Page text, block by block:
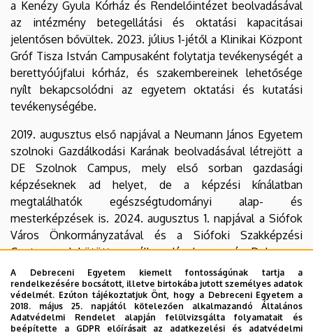
a Kenézy Gyula Kórház és Rendelőintézet beolvadásával
az intézmény betegellátási és oktatási kapacitásai
jelentősen bővültek. 2023. július 1-jétől a Klinikai Központ
Gróf Tisza István Campusaként folytatja tevékenységét a
berettyóújfalui kórház, és szakembereinek lehetősége
nyílt bekapcsolódni az egyetem oktatási és kutatási
tevékenységébe.
2019. augusztus első napjával a Neumann János Egyetem
szolnoki Gazdálkodási Karának beolvadásával létrejött a
DE Szolnok Campus, mely első sorban gazdasági
képzéseknek ad helyet, de a képzési kínálatban
megtalálhatók egészségtudományi alap- és
mesterképzések is. 2024. augusztus 1. napjával a Siófok
Város Önkormányzatával és a Siófoki Szakképzési
Centrummal kötött megállapodások nyomán Debrecen,
Hajdúböszörmény, Nyíregyháza és Szolnok után Siófokon
is létesült a Debreceni Egyetemnek campusa, a DE Siófok
Campus.
A Debreceni Egyetem 2021. augusztus 1. napjával átalakult,
A Debreceni Egyetem kiemelt fontosságúnak tartja a
rendelkezésére bocsátott, illetve birtokába jutott személyes adatok
védelmét. Ezúton tájékoztatjuk Önt, hogy a Debreceni Egyetem a
2018. május 25. napjától kötelezően alkalmazandó Általános
Adatvédelmi Rendelet alapján felülvizsgálta folyamatait és
beépítette a GDPR előírásait az adatkezelési és adatvédelmi